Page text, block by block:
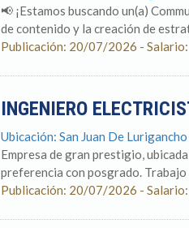
📢 ¡Estamos buscando un(a)
de contenido y la creación de
Publicación: 20/07/2026 -
INGENIERO
Ubicación: San Juan De
Empresa de gran prestigio,
preferencia con posgrado.
Publicación: 20/07/2026 -